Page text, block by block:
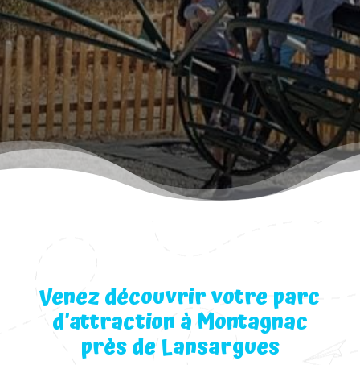
Venez découvrir votre parc
d’attraction à Montagnac
près de Lansargues